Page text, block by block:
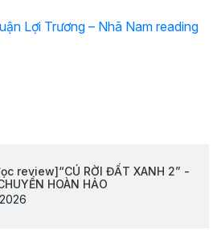
Lợi Trương – Nhã Nam reading
review]“CÚ RỜI ĐẤT XANH 2” -
HOÀN HẢO